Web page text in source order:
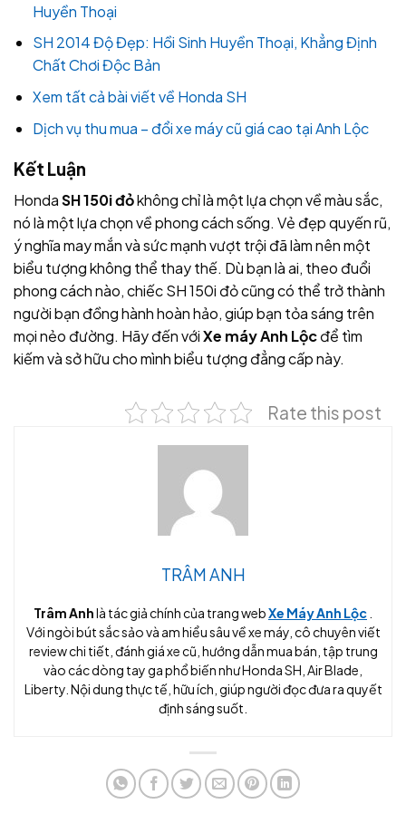
Huyền Thoại
SH 2014 Độ Đẹp: Hồi Sinh Huyền Thoại, Khẳng Định
Chất Chơi Độc Bản
Xem tất cả bài viết về Honda SH
Dịch vụ thu mua – đổi xe máy cũ giá cao tại Anh Lộc
Kết Luận
HondaSH 150i đỏkhông chỉ là một lựa chọn về màu sắc,
nó là một lựa chọn về phong cách sống. Vẻ đẹp quyến rũ,
ý nghĩa may mắn và sức mạnh vượt trội đã làm nên một
biểu tượng không thể thay thế. Dù bạn là ai, theo đuổi
phong cách nào, chiếc SH 150i đỏ cũng có thể trở thành
người bạn đồng hành hoàn hảo, giúp bạn tỏa sáng trên
mọi nẻo đường. Hãy đến vớiXe máy Anh Lộcđể tìm
kiếm và sở hữu cho mình biểu tượng đẳng cấp này.
Rate this post
TRÂM ANH
Trâm Anhlà tác giả chính của trang webXe Máy Anh Lộc
Với ngòi bút sắc sảo và am hiểu sâu về xe máy, cô chuyên viết
review chi tiết, đánh giá xe cũ, hướng dẫn mua bán, tập trung
vào các dòng tay ga phổ biến như Honda SH, Air Blade,
Liberty. Nội dung thực tế, hữu ích, giúp người đọc đưa ra quyết
định sáng suốt.